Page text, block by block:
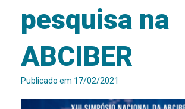
pesquisa na
ABCIBER
Publicado em 17/02/2021